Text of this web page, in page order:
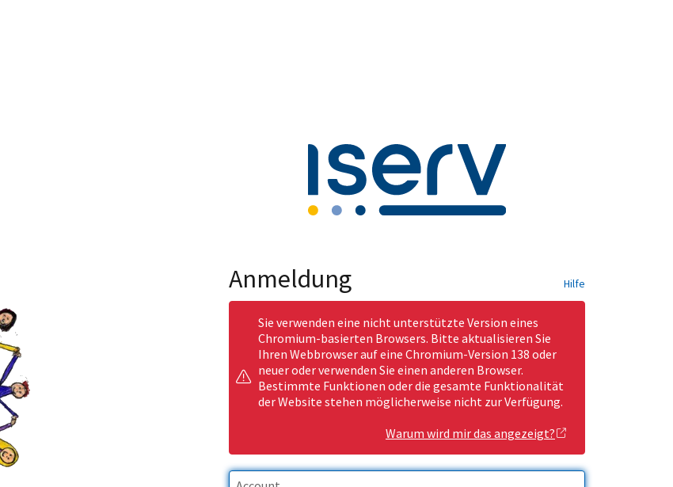
Anmeldung Hilfe
Sie verwenden eine nicht unterstützte Version eines
Chromium-basierten Browsers. Bitte aktualisieren Sie
Ihren Webbrowser auf eine Chromium-Version 138 oder
neuer oder verwenden Sie einen anderen Browser.
Bestimmte Funktionen oder die gesamte Funktionalität
der Website stehen möglicherweise nicht zur Verfügung.
Warum wird mir das angezeigt?